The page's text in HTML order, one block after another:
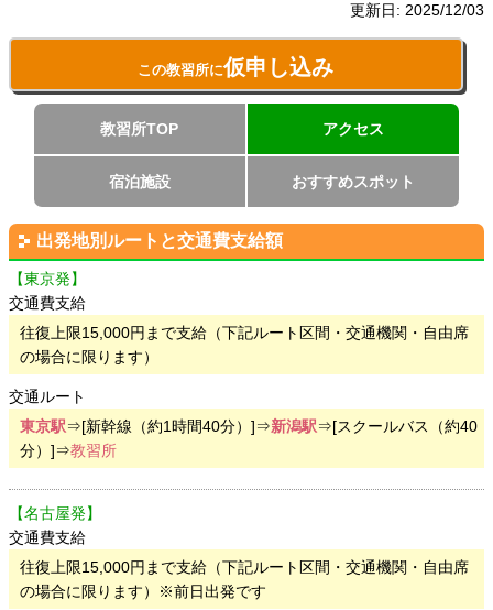
更新日: 2025/12/03
この教習所に仮申し込み
教習所TOP アクセス
宿泊施設 おすすめスポット
出発地別ルートと交通費支給額
【東京発】
交通費支給
往復上限15,000円まで支給（下記ルート区間・交通機関・自由席
の場合に限ります）
交通ルート
東京駅⇒[新幹線（約1時間40分）]⇒新潟駅⇒[スクールバス（約40
分）]⇒教習所
【名古屋発】
交通費支給
往復上限15,000円まで支給（下記ルート区間・交通機関・自由席
の場合に限ります）※前日出発です